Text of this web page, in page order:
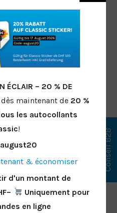
avec
la taille
ÉCLAIR – 20 % DE
maintenant de 20 %
les autocollants
!
& économiser
d'un montant de
Uniquement pour
en ligne
Conseil B2B